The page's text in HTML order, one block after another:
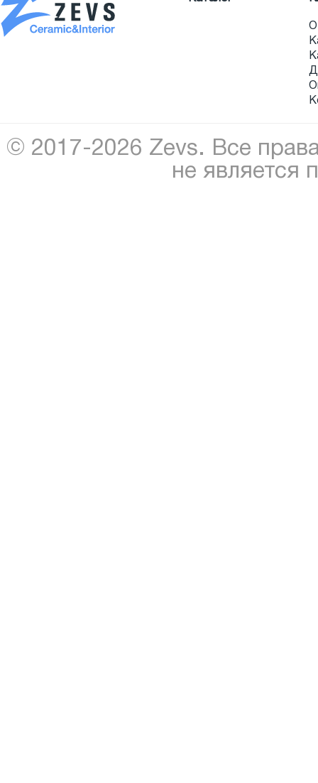
О
© 2017-2026 Zevs. Все
не является